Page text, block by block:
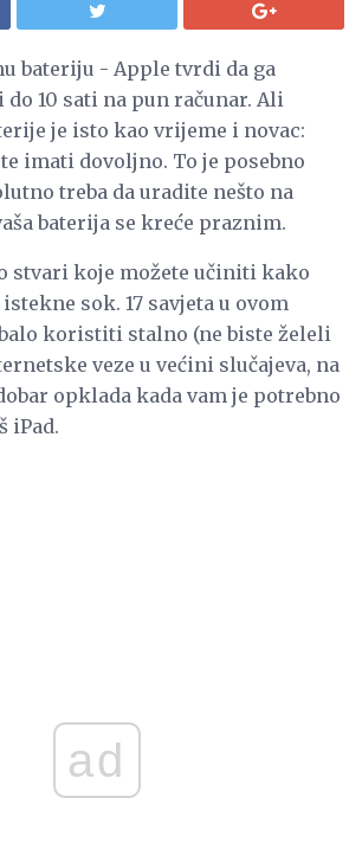
bateriju - Apple tvrdi da ga
10 sati na pun računar. Ali
je isto kao vrijeme i novac:
imati dovoljno. To je posebno
treba da uradite nešto na
baterija se kreće praznim.
stvari koje možete učiniti kako
sok. 17 savjeta u ovom
koristiti stalno (ne biste želeli
veze u većini slučajeva, na
opklada kada vam je potrebno
iPad.
ad